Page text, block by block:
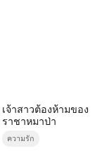
เจ้าสาวต้องห้ามของ
ราชาหมาป่า
ความรัก